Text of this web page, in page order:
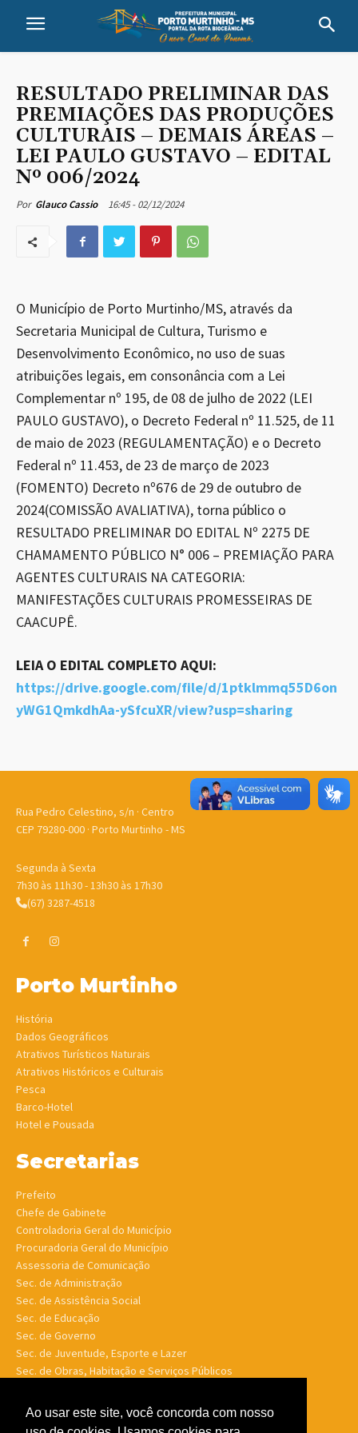
RESULTADO PRELIMINAR DAS
PREMIAÇÕES DAS PRODUÇÕES
CULTURAIS – DEMAIS ÁREAS –
LEI PAULO GUSTAVO – EDITAL
Nº 006/2024
Por Glauco Cassio 16:45 - 02/12/2024
O Município de Porto Murtinho/MS, através da
Secretaria Municipal de Cultura, Turismo e
Desenvolvimento Econômico, no uso de suas
atribuições legais, em consonância com a Lei
Complementar nº 195, de 08 de julho de 2022 (LEI
PAULO GUSTAVO), o Decreto Federal nº 11.525, de 11
de maio de 2023 (REGULAMENTAÇÃO) e o Decreto
Federal nº 11.453, de 23 de março de 2023
(FOMENTO) Decreto nº676 de 29 de outubro de
2024(COMISSÃO AVALIATIVA), torna público o
RESULTADO PRELIMINAR DO EDITAL Nº 2275 DE
CHAMAMENTO PÚBLICO N° 006 – PREMIAÇÃO PARA
AGENTES CULTURAIS NA CATEGORIA:
MANIFESTAÇÕES CULTURAIS PROMESSEIRAS DE
CAACUPÊ.
LEIA O EDITAL COMPLETO AQUI:
https://drive.google.com/file/d/1ptklmmq55D6on
yWG1QmkdhAa-ySfcuXR/view?usp=sharing
Rua Pedro Celestino, s/n · Centro
CEP 79280-000 · Porto Murtinho - MS
Segunda à Sexta
7h30 às 11h30 - 13h30 às 17h30
(67) 3287-4518
Porto Murtinho
História
Dados Geográficos
Atrativos Turísticos Naturais
Atrativos Históricos e Culturais
Pesca
Barco-Hotel
Hotel e Pousada
Secretarias
Prefeito
Chefe de Gabinete
Controladoria Geral do Município
Procuradoria Geral do Município
Assessoria de Comunicação
Sec. de Administração
Sec. de Assistência Social
Sec. de Educação
Sec. de Governo
Sec. de Juventude, Esporte e Lazer
Sec. de Obras, Habitação e Serviços Públicos
Sec. de Saúde
Sec. de Turismo
Ao usar este site, você concorda com nosso